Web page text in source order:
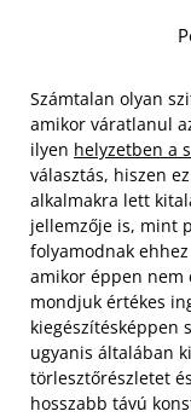
Számtalan olyan
amikor váratlanul
ilyen helyzetben a
választás, hiszen
alkalmakra lett
jellemzője is, mint
folyamodnak
amikor éppen nem
mondjuk értékes
kiegészítésképpen
ugyanis általában
törlesztőrészletet
hosszabb távú